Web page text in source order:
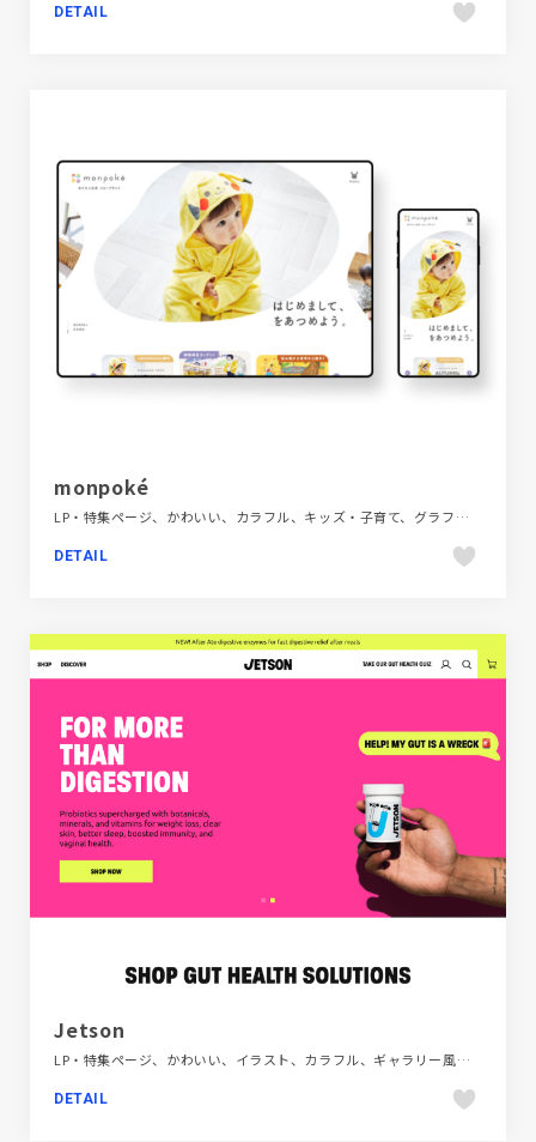
DETAIL
monpoké
LP・特集ページ、かわいい、カラフル、キッズ・子育て、グラフィック・ロゴ、ポップ
DETAIL
Jetson
LP・特集ページ、かわいい、イラスト、カラフル、ギャラリー風、ホワイト系、ポップ、モーション多め、医療・ヘルスケア、大きめ写真、手書き・ハンドメイド、海外サイト、飲料・食品
DETAIL